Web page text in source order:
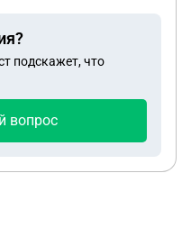
на основании
изменений в
судебная
11.12.2025
дела в суд
На 9.02.2026 г.,
подскажет, что
вопрос